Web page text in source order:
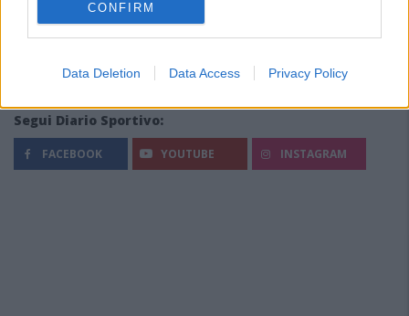
CONFIRM
Data Deletion Data Access Privacy Policy
Segui Diario Sportivo:
FACEBOOK YOUTUBE INSTAGRAM